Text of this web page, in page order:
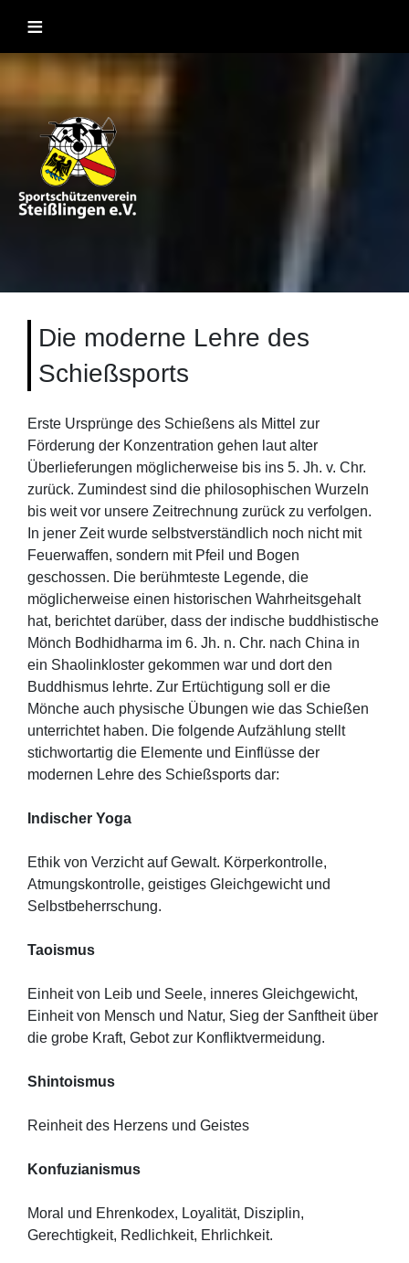
content
≡
Sportschützenverein Steißlingen
Die moderne Lehre des
Schießsports
Erste Ursprünge des Schießens als Mittel zur
Förderung der Konzentration gehen laut alter
Überlieferungen möglicherweise bis ins 5. Jh. v. Chr.
zurück. Zumindest sind die philosophischen Wurzeln
bis weit vor unsere Zeitrechnung zurück zu verfolgen.
In jener Zeit wurde selbstverständlich noch nicht mit
Feuerwaffen, sondern mit Pfeil und Bogen
geschossen. Die berühmteste Legende, die
möglicherweise einen historischen Wahrheitsgehalt
hat, berichtet darüber, dass der indische buddhistische
Mönch Bodhidharma im 6. Jh. n. Chr. nach China in
ein Shaolinkloster gekommen war und dort den
Buddhismus lehrte. Zur Ertüchtigung soll er die
Mönche auch physische Übungen wie das Schießen
unterrichtet haben. Die folgende Aufzählung stellt
stichwortartig die Elemente und Einflüsse der
modernen Lehre des Schießsports dar:
Indischer Yoga
Ethik von Verzicht auf Gewalt. Körperkontrolle,
Atmungskontrolle, geistiges Gleichgewicht und
Selbstbeherrschung.
Taoismus
Einheit von Leib und Seele, inneres Gleichgewicht,
Einheit von Mensch und Natur, Sieg der Sanftheit über
die grobe Kraft, Gebot zur Konfliktvermeidung.
Shintoismus
Reinheit des Herzens und Geistes
Konfuzianismus
Moral und Ehrenkodex, Loyalität, Disziplin,
Gerechtigkeit, Redlichkeit, Ehrlichkeit.